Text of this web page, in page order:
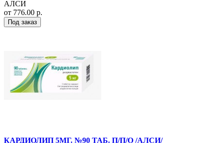
АЛСИ
от 776.00 р.
Под заказ
КАРДИОЛИП 5МГ. №90 ТАБ. П/П/О /АЛСИ/